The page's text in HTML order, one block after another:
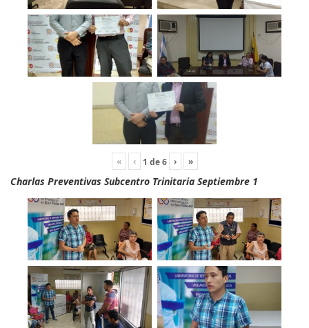
« ‹ 1 de6 › »
Charlas Preventivas Subcentro Trinitaria Septiembre 1